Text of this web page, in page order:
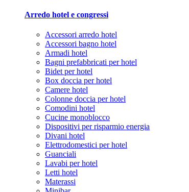
Arredo hotel e congressi
Accessori arredo hotel
Accessori bagno hotel
Armadi hotel
Bagni prefabbricati per hotel
Bidet per hotel
Box doccia per hotel
Camere hotel
Colonne doccia per hotel
Comodini hotel
Cucine monoblocco
Dispositivi per risparmio energia
Divani hotel
Elettrodomestici per hotel
Guanciali
Lavabi per hotel
Letti hotel
Materassi